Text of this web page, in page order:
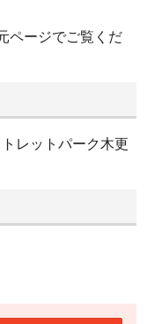
ページでご覧くだ
レットパーク木更